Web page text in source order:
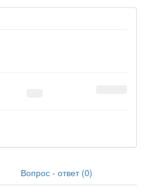
Вопрос - ответ (0)